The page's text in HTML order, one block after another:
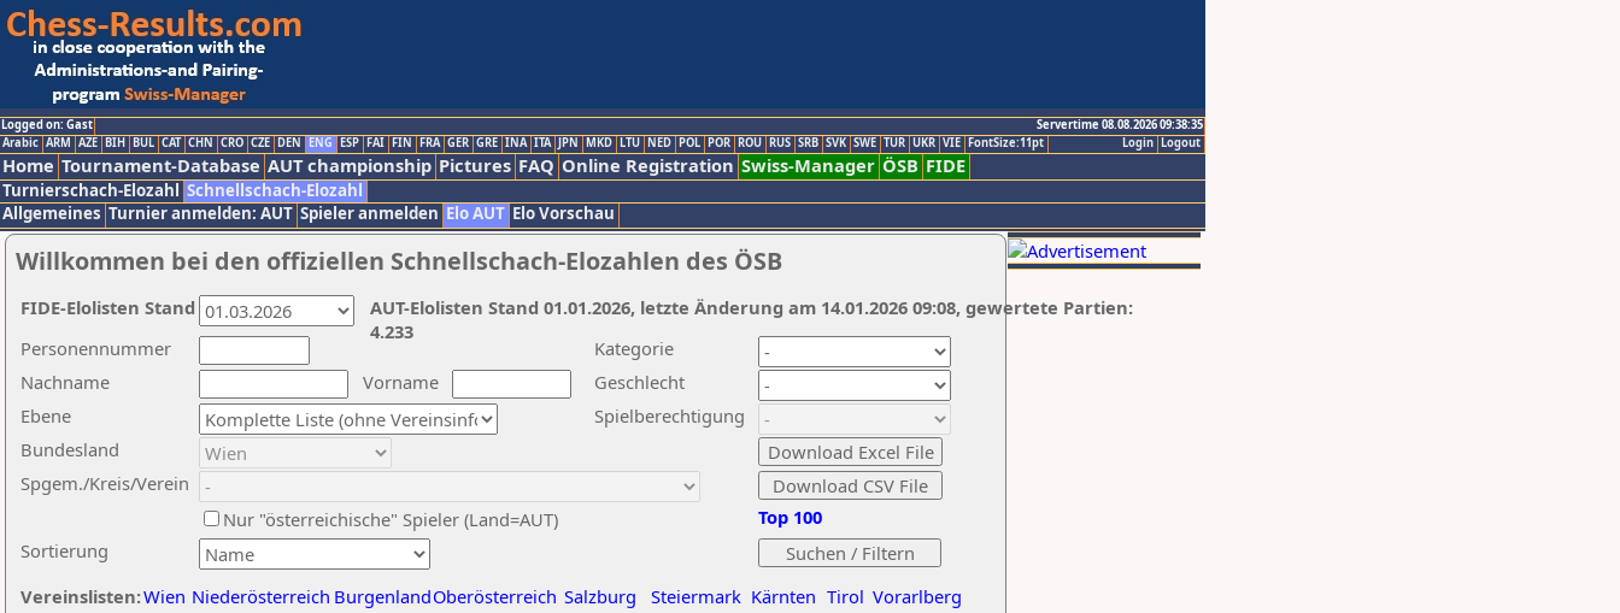
Logged on: Gast
Servertime 08.08.2026 09:38:35
Logout
Login
Arabic ARM AZE BIH BUL CAT CHN CRO CZE DEN ENG ESP FAI FIN FRA GER GRE INA ITA JPN MKD LTU NED POL POR ROU RUS SRB SVK SWE TUR UKR VIE FontSize:11pt
Home Tournament-Database AUT championship Pictures FAQ Online Registration Swiss-Manager ÖSB FIDE
Turnierschach-Elozahl Schnellschach-Elozahl
Allgemeines Turnier anmelden: AUT Spieler anmelden Elo AUT Elo Vorschau
Willkommen bei den offiziellen Schnellschach-Elozahlen des ÖSB
Nachname
Vorname
Ebene
Kategorie
Sortierung
Personennummer
Bundesland
Spgem./Kreis/Verein
Geschlecht
Nur "österreichische" Spieler (Land=AUT)
Spielberechtigung
Vereinslisten:Wien Niederösterreich BurgenlandOberösterreich Salzburg Steiermark Kärnten Tirol Vorarlberg
Top 100
AUT-Elolisten Stand 01.01.2026, letzte Änderung am 14.01.2026 09:08, gewertete Partien:
4.233
FIDE-Elolisten Stand